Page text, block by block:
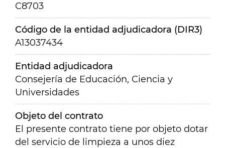
C8703
Código de la entidad adjudicadora (DIR3)
A13037434
Entidad adjudicadora
Consejería de Educación, Ciencia y
Universidades
Objeto del contrato
El presente contrato tiene por objeto dotar
del servicio de limpieza a unos diez